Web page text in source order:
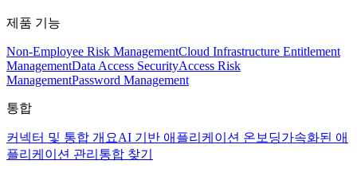
제품 기능
Non-Employee Risk ManagementCloud Infrastructure Entitlement
ManagementData Access SecurityAccess Risk
ManagementPassword Management
통합
커넥터 및 통합 개요AI 기반 애플리케이션 온보딩가속화된 애
플리케이션 관리 통합 찾기